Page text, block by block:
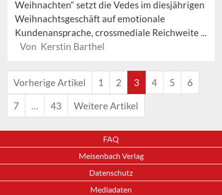
Weihnachten“ setzt die Vedes im diesjährigen
Weihnachtsgeschäft auf emotionale
Kundenansprache, crossmediale Reichweite ...
Von Kerstin Barthel
Vorherige Artikel 1 2 3 4 5 6
7 … 43 Weitere Artikel
FAQ
Meisenbach Verlag
Datenschutz
Mediadaten